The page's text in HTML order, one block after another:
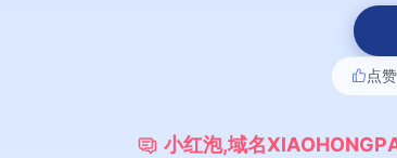
点赞
小红泡,域名XIAOHONGP